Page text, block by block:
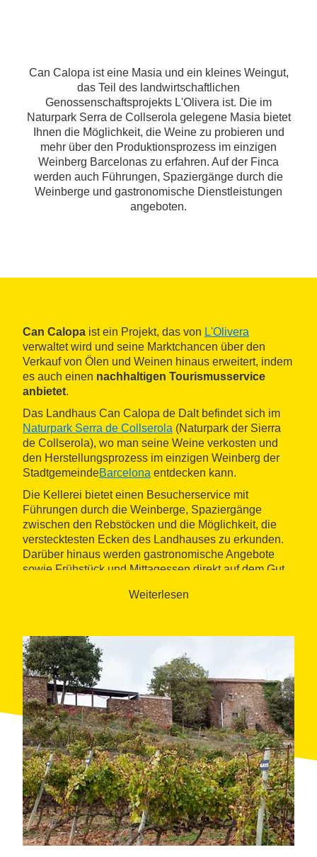
Can Calopa ist eine Masia und ein kleines Weingut,
das Teil des landwirtschaftlichen
Genossenschaftsprojekts L'Olivera ist. Die im
Naturpark Serra de Collserola gelegene Masia bietet
Ihnen die Möglichkeit, die Weine zu probieren und
mehr über den Produktionsprozess im einzigen
Weinberg Barcelonas zu erfahren. Auf der Finca
werden auch Führungen, Spaziergänge durch die
Weinberge und gastronomische Dienstleistungen
angeboten.
Can Calopa ist ein Projekt, das von L'Olivera
verwaltet wird und seine Marktchancen über den
Verkauf von Ölen und Weinen hinaus erweitert, indem
es auch einen nachhaltigen Tourismusservice
anbietet.
Das Landhaus Can Calopa de Dalt befindet sich im
Naturpark Serra de Collserola (Naturpark der Sierra
de Collserola), wo man seine Weine verkosten und
den Herstellungsprozess im einzigen Weinberg der
StadtgemeindeBarcelona entdecken kann.
Die Kellerei bietet einen Besucherservice mit
Führungen durch die Weinberge, Spaziergänge
zwischen den Rebstöcken und die Möglichkeit, die
verstecktesten Ecken des Landhauses zu erkunden.
Darüber hinaus werden gastronomische Angebote
sowie Frühstück und Mittagessen direkt auf dem Gut
Weiterlesen